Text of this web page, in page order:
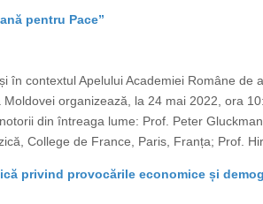
pentru Pace”
în contextul Apelului Academiei Române de
organizează, la 24 mai 2022, ora
din întreaga lume: Prof. Peter
College de France, Paris, Franța; Prof.
privind provocările economice și